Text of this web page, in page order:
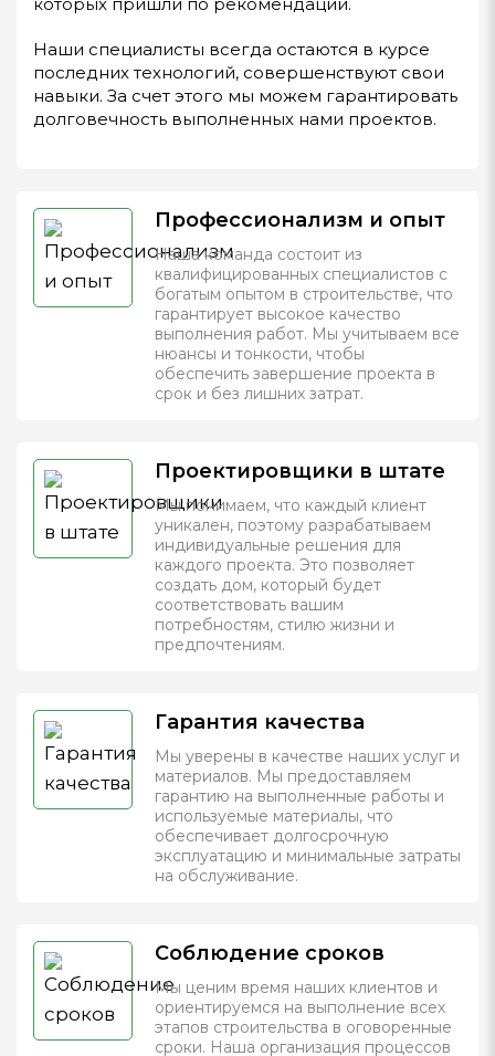
которых пришли по рекомендации.
Наши специалисты всегда остаются в курсе
последних технологий, совершенствуют свои
навыки. За счет этого мы можем гарантировать
долговечность выполненных нами проектов.
Профессионализм и опыт
Наша команда состоит из
квалифицированных специалистов с
богатым опытом в строительстве, что
гарантирует высокое качество
выполнения работ. Мы учитываем все
нюансы и тонкости, чтобы
обеспечить завершение проекта в
срок и без лишних затрат.
Проектировщики в штате
Мы понимаем, что каждый клиент
уникален, поэтому разрабатываем
индивидуальные решения для
каждого проекта. Это позволяет
создать дом, который будет
соответствовать вашим
потребностям, стилю жизни и
предпочтениям.
Гарантия качества
Мы уверены в качестве наших услуг и
материалов. Мы предоставляем
гарантию на выполненные работы и
используемые материалы, что
обеспечивает долгосрочную
эксплуатацию и минимальные затраты
на обслуживание.
Соблюдение сроков
Мы ценим время наших клиентов и
ориентируемся на выполнение всех
этапов строительства в оговоренные
сроки. Наша организация процессов